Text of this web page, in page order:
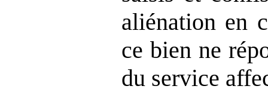
aliénation en
ce bien ne
du service